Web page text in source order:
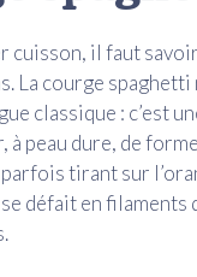
cuisson, il faut savoir
La courge spaghetti
classique : c’est
à peau dure, de
tirant sur
défait en